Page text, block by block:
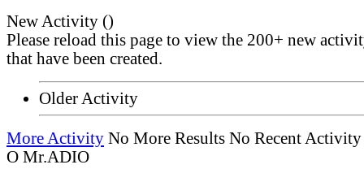
New Activity ()
Please reload this page to view the 200+ new
that have been created.
Older Activity
More Activity No More Results No Recent Activity
O Mr.ADIO